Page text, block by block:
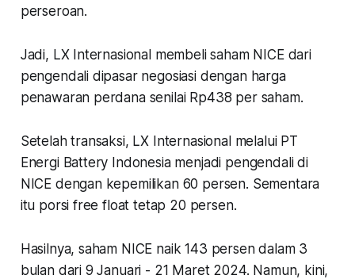
perseroan.
Jadi, LX Internasional membeli saham NICE dari
pengendali dipasar negosiasi dengan harga
penawaran perdana senilai Rp438 per saham.
Setelah transaksi, LX Internasional melalui PT
Energi Battery Indonesia menjadi pengendali di
NICE dengan kepemilikan 60 persen. Sementara
itu porsi free float tetap 20 persen.
Hasilnya, saham NICE naik 143 persen dalam 3
bulan dari 9 Januari - 21 Maret 2024. Namun, kini,